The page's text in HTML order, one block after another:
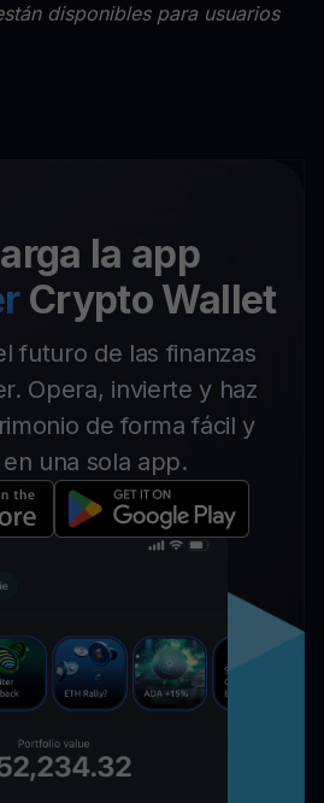
disponibles para usuarios
la app
Crypto Wallet
futuro de las finanzas
Opera, invierte y haz
de forma fácil y
una sola app.